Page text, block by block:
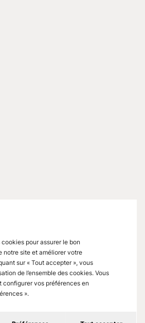
right reserved
Mons
pour assurer le bon
notre site et améliorer votre
sur « Tout accepter », vous
de l’ensemble des cookies. Vous
configurer vos préférences en
».